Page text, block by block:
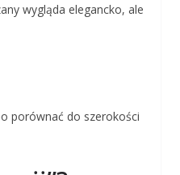
wygląda elegancko, ale
porównać do szerokości